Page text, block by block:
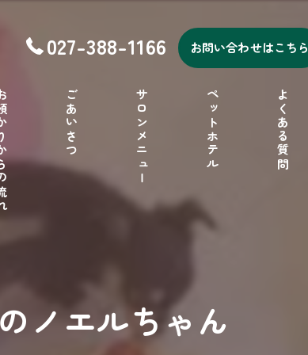
027-388-1166 お問い合わせはこちら
流れ ごあいさつ サロンメニュー ペットホテル よくある質問
ノエルちゃん